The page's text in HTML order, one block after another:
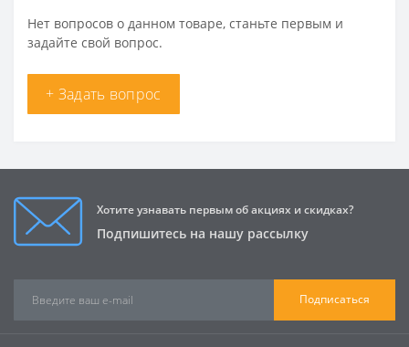
Нет вопросов о данном товаре, станьте первым и
задайте свой вопрос.
+ Задать вопрос
Хотите узнавать первым об акциях и скидках?
Подпишитесь на нашу рассылку
Подписаться